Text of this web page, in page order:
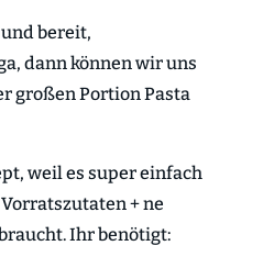
bereit,
dann können wir uns
großen Portion Pasta
weil es super einfach
+ ne
Ihr benötigt: